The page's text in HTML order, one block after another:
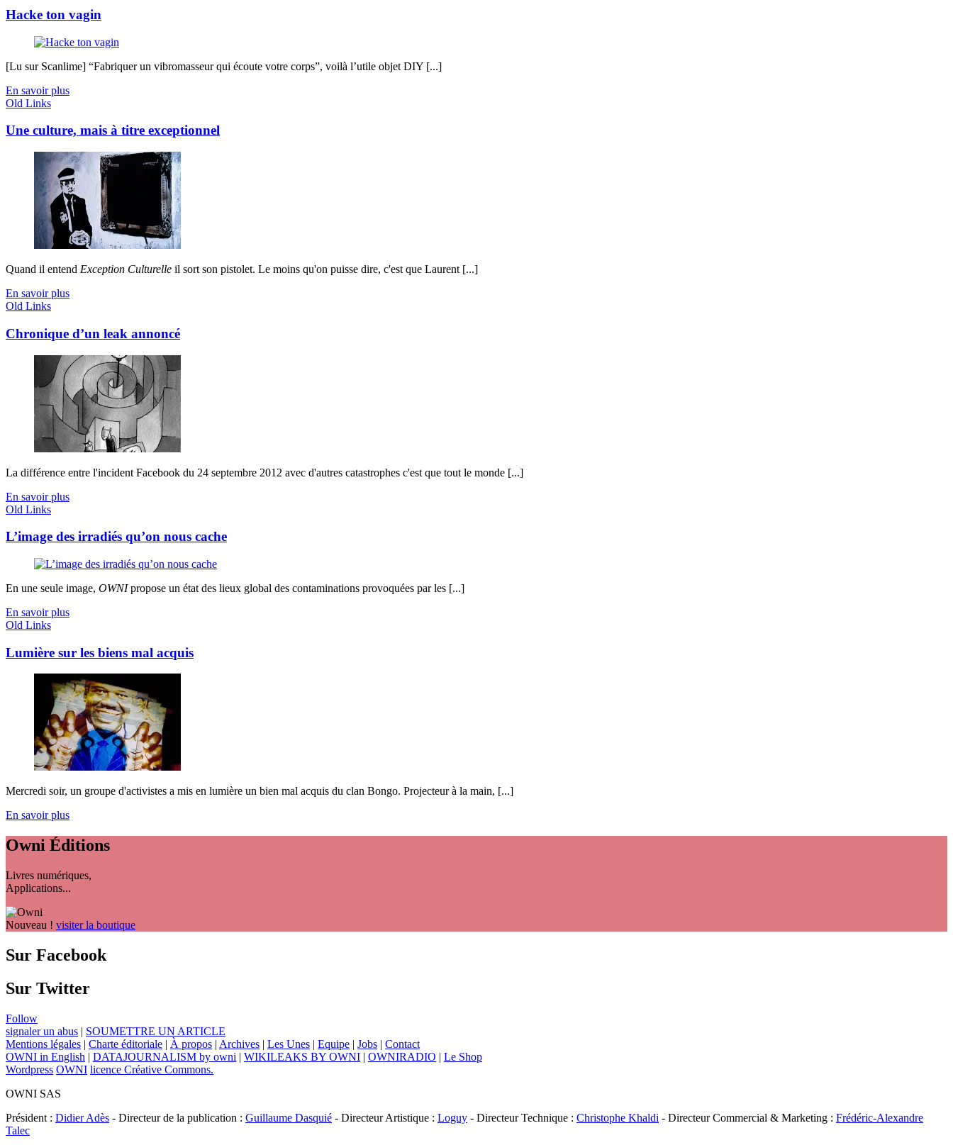
Hacke ton vagin
[Lu sur Scanlime] “Fabriquer un vibromasseur qui écoute votre corps”, voilà l’utile objet DIY [...]
En savoir plus
Old Links
Une culture, mais à titre exceptionnel
Quand il entend Exception Culturelle il sort son pistolet. Le moins qu'on puisse dire, c'est que Laurent [...]
En savoir plus
Old Links
Chronique d’un leak annoncé
La différence entre l'incident Facebook du 24 septembre 2012 avec d'autres catastrophes c'est que tout le monde [...]
En savoir plus
Old Links
L’image des irradiés qu’on nous cache
En une seule image, OWNIpropose un état des lieux global des contaminations provoquées par les [...]
En savoir plus
Old Links
Lumière sur les biens mal acquis
Mercredi soir, un groupe d'activistes a mis en lumière un bien mal acquis du clan Bongo. Projecteur à la main, [...]
En savoir plus
Owni Éditions
Livres numériques,
Applications...
Nouveau ! visiter la boutique
Sur Facebook
Sur Twitter
Follow
signaler un abus | SOUMETTRE UN ARTICLE
Mentions légales | Charte éditoriale | À propos | Archives | Les Unes | Equipe | Jobs | Contact
OWNI in English | DATAJOURNALISM by owni | WIKILEAKS BY OWNI | OWNIRADIO | Le Shop
Wordpress OWNI licence Créative Commons.
OWNI SAS
Président : Didier Adès - Directeur de la publication : Guillaume Dasquié - Directeur Artistique : Loguy - Directeur Technique : Christophe Khaldi - Directeur Commercial & Marketing : Frédéric-Alexandre
Talec